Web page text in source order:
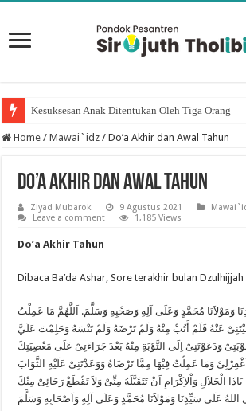
Kesuksesan Anak Ditentukan Oleh Tiga Orang
Home / Mawai`idz / Do’a Akhir dan Awal Tahun
Do’a Akhir dan Awal Tahun
Ziyad Mubarok 9 Agustus 2021
Leave a comment
1,185 Views
Do’a Akhir Tahun
Dibaca Ba’da Ashar, Sore terakhir bulan Dzulhijjah
وَمَوْلاَنَا مُحَمَّدٍ وَعَلَى آلِهِ وَصَحْبِهِ وَسَلَّمَ. اَللَّهُمَّ مَا عَمِلْتُ
عَنْهُ فَلَمْ أَتُبْ مِنْهُ وَلَمْ تَرْضَهُ وَلَمْ تَنْسَهُ وَحَلِمْتَ عَلَيَّ
وَدَعَوْتَنِىْ اِلَى التَّوْبَةِ مِنْهُ بَعْدَ جَرَاءَتِىْ عَلَى مَعْصِيَتِكَ
وَمَا عَمِلْتُ فِيْهَا مِمَّا تَرْضَاهُ وَوَعَدْتَنِىْ عَلَيْهِ الثَّوَابَ
الْجَلاَلِ وَاْلاِكْرَامِ اَنْ تَتَقَبَّلَهُ مِنِّىْ وَلاَ تَقْطَعْ رَجَائِىْ مِنْكَ